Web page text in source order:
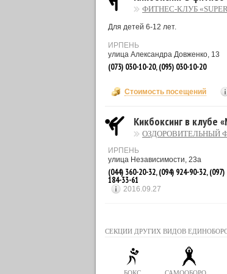
ФИТНЕС-КЛУБ
Для детей 6-12 лет.
ИРПЕНЬ
улица Александра Довженко, 13
(073) 030-10-20, (095) 030-10-20
Стоимость посещений
Кикбоксинг в клубе
ОЗДОРОВИТЕЛЬНЫЙ
ИРПЕНЬ
улица Независимости, 23а
(044) 360-20-32, (094) 924-90-32, (097)
184-33-61
2016.09.27
СЕКЦИИ ДРУГИХ ВИДОВ